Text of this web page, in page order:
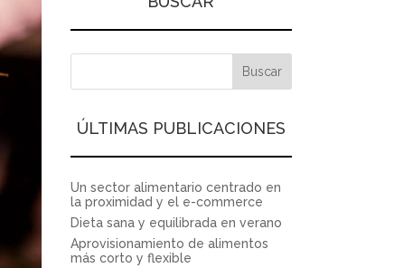
ÚLTIMAS PUBLICACIONES
Un sector alimentario centrado en
la proximidad y el e-commerce
Dieta sana y equilibrada en verano
Aprovisionamiento de alimentos
más corto y flexible